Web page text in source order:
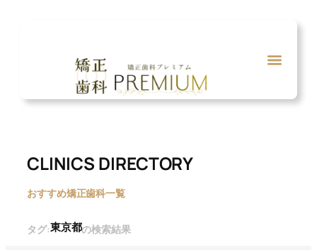
CLINICS DIRECTORY
おすすめ矯正歯科一覧
タグ:東京都の検索結果